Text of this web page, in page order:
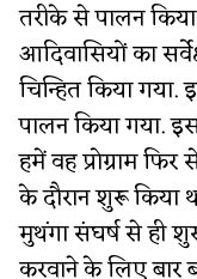
तरीके से पालन
आदिवासियों का
चिन्हित किया
पालन किया गया.
हमें वह प्रोग्राम
के दौरान शुरू किया
मुथंगा संघर्ष से ही